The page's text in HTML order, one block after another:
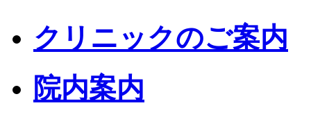
クリニックのご案内
院内案内